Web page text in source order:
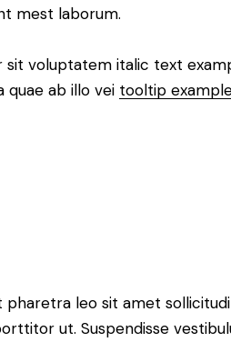
mest laborum.
sit voluptatem italic text
quae ab illo vei tooltip
pharetra leo sit amet
ut. Suspendisse